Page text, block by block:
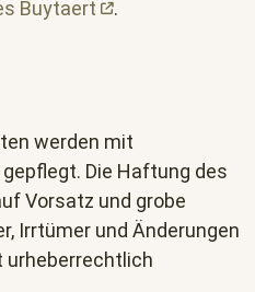
Buytaert .
werden mit
Die Haftung des
Vorsatz und grobe
Irrtümer und Änderungen
urheberrechtlich